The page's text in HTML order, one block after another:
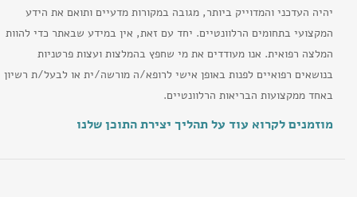
יהיה העדכני והמדוייק ביותר, מגובה במקורות מדעיים ותואם את הידע
המקצועי בתחומים הרלוונטיים. יחד עם זאת, אין במידע שבאתר כדי להוות
המלצה רפואית. אנו מעודדים את מי שחפץ בהמלצות ועצות פרטניות
בנושאים רפואיים לפנות באופן אישי לרופא/ה מורשה/ית או לבעל/ת רשיון
באחד ממקצועות הבריאות הרלוונטיים.
מוזמנים לקרוא עוד על תהליך יצירת התוכן שלנו